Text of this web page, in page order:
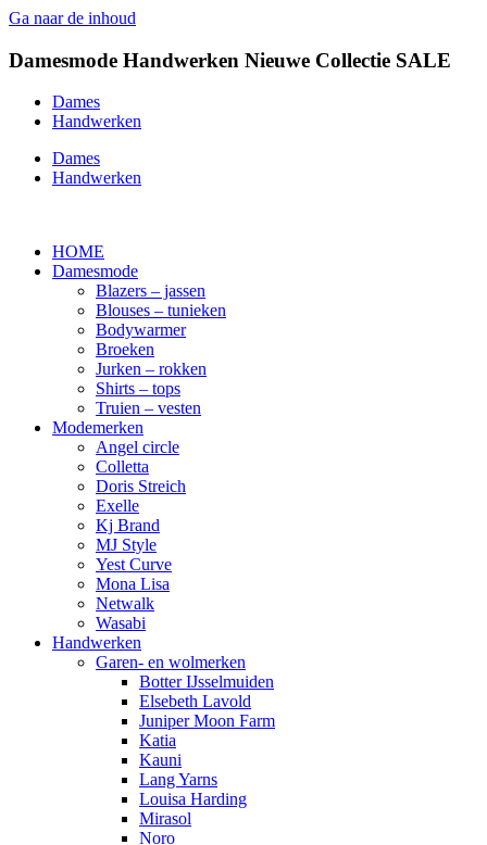
Ga naar de inhoud
Damesmode Handwerken Nieuwe Collectie SALE
Dames
Handwerken
Dames
Handwerken
HOME
Damesmode
Blazers – jassen
Blouses – tunieken
Bodywarmer
Broeken
Jurken – rokken
Shirts – tops
Truien – vesten
Modemerken
Angel circle
Colletta
Doris Streich
Exelle
Kj Brand
MJ Style
Yest Curve
Mona Lisa
Netwalk
Wasabi
Handwerken
Garen- en wolmerken
Botter IJsselmuiden
Elsebeth Lavold
Juniper Moon Farm
Katia
Kauni
Lang Yarns
Louisa Harding
Mirasol
Noro